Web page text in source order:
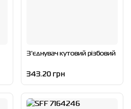
З'єднувач кутовий різбовий
343.20 грн